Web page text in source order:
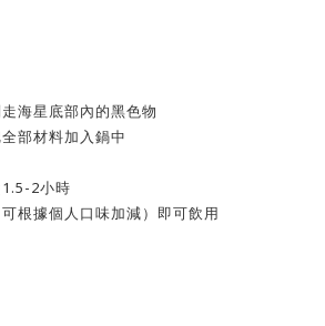
海星底部內的黑色物
部材料加入鍋中
1.5-2小時
根據個人口味加減）即可飲用